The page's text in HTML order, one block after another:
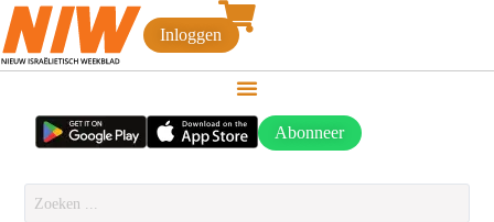
Inloggen
Abonneer